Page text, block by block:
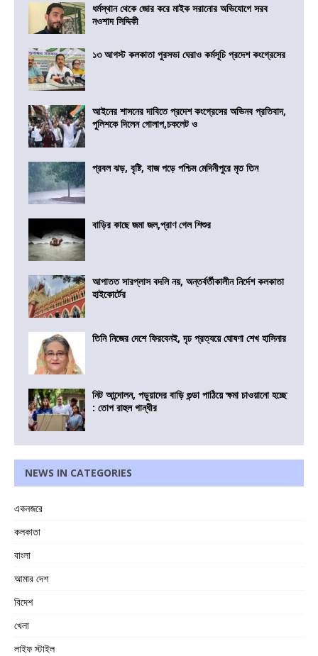
ধর্মস্থান থেকে জোর করে মাইক সরানোর অভিযোগে সরব
নওশাদ সিদ্দিকী
১৩ আগস্ট কলকাতা পুরসভা ঘেরাও কর্মসূচি প্রদেশ কংগ্রেসের
আইনের শাসনের দাবিতে প্রদেশ কংগ্রেসের অভিনব প্রতিবাদ,
পুলিশকে দিলেন গোলাপ,চকলেট ও
প্রবল ঝড়, বৃষ্টি, বাজ পড়ে পশ্চিম মেদিনীপুরে মৃত তিন
বাড়ির কাছে জমা জল,প্রাণ গেল শিশুর
আপাতত সারপ্লাস বদলি নয়, অন্তর্বর্তীকালীন নির্দেশ কলকাতা
হাইকোর্টের
তিনি নিজের দেশে ফিরবেনই, দৃঢ প্রত্যয়ে ঘোষণা শেখ হাসিনার
নিট আন্দোলন, পড়ুয়াদের বাড়ি গুন্ডা পাঠিয়ে ক্ষমা চাওয়ানো হচ্ছে
: তোপ রাহুল গান্ধীর
NEWS IN CATEGORIES
একনজরে
কলকাতা
বাংলা
আমার দেশ
বিদেশ
খেলা
লাইফ স্টাইল